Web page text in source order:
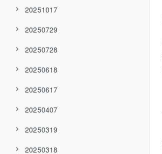
20251017
20250729
20250728
20250618
20250617
20250407
20250319
20250318